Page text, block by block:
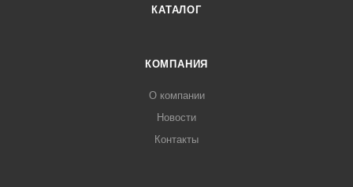
КАТАЛОГ
КОМПАНИЯ
О компании
Новости
Контакты